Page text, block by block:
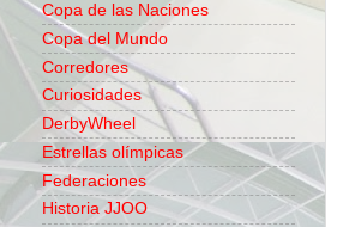
Copa de las Naciones
Copa del Mundo
Corredores
Curiosidades
DerbyWheel
Estrellas olímpicas
Federaciones
Historia JJOO